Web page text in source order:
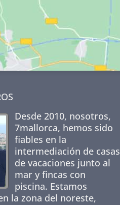
Desde 2010, nosotros,
7mallorca, hemos sido
fiables en la
intermediación de casas
de vacaciones junto al
mar y fincas con
piscina. Estamos
la zona del noreste,